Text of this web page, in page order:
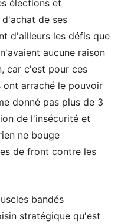
élections et
de ses
d'ailleurs les défis que
aucune raison
car c'est pour ces
ont arraché le pouvoir
donné pas plus de 3
de l'insécurité et
ne bouge
de front contre les
bandés
stratégique qu'est